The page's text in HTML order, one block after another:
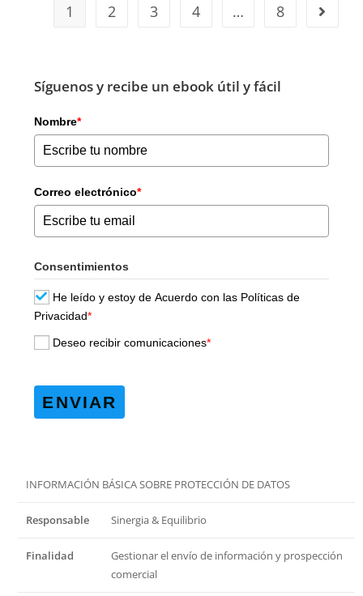
Energía
1 2 3 4 … 8 Ir a la
Síguenos y recibe un ebook útil y fácil
Nombre*
Correo electrónico*
Consentimientos
He leído y estoy de Acuerdo con las Políticas de
Privacidad*
Deseo recibir comunicaciones*
ENVIAR
INFORMACIÓN BÁSICA SOBRE PROTECCIÓN DE DATOS
Responsable Sinergia & Equilibrio
Finalidad
Gestionar el envío de información y prospección
comercial